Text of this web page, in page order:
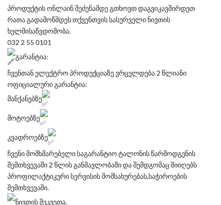
პროდუქტის ონლაინ შეძენამდე გთხოვთ დაგვიკავშირდეთ
რათა გადამოწმდეს თქვენთვის სასურველი ნივთის
ხელმისაწვდომობა.
032 2 55 0101
გარანტია:
ჩვენთან ელექტრო პროდუქციაზე ვრცელდება 2 წლიანი
ოფიციალური გარანტია:
მანქანებზე
მოტოებზე
კვადროებზე
ჩვენი მომხმარებელი საგარანტიო ტალონის წარმოდგენის
შემთხვევაში 2 წლის განმავლობაში და შემდგომაც მიიღებს
პროფილაქტიკური სერვისის მომსახურებას,საჭიროების
შემთხვევაში.
ნივთის შეკვეთა.